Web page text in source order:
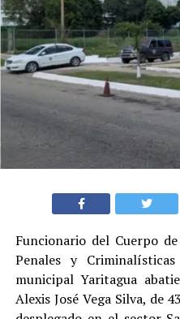
Funcionario del Cuerpo
Penales y
municipal Yaritagua
Alexis José Vega Silva, de